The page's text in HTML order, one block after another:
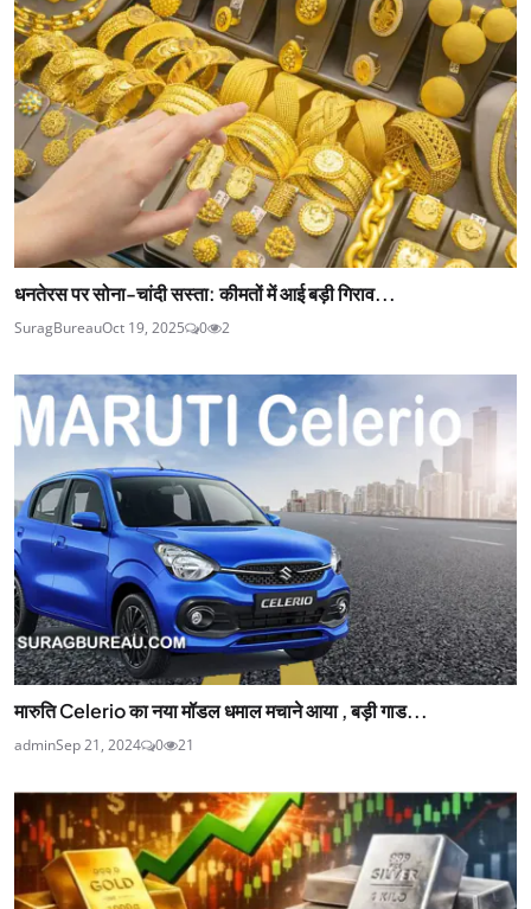
धनतेरस पर सोना-चांदी सस्ता: कीमतों में आई बड़ी गिराव...
SuragBureauOct 19, 2025 0 2
मारुति Celerio का नया मॉडल धमाल मचाने आया , बड़ी गाड...
adminSep 21, 2024 0 21